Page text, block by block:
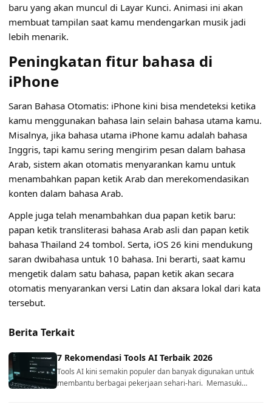
baru yang akan muncul di Layar Kunci. Animasi ini akan
membuat tampilan saat kamu mendengarkan musik jadi
lebih menarik.
Peningkatan fitur bahasa di
iPhone
Saran Bahasa Otomatis: iPhone kini bisa mendeteksi ketika
kamu menggunakan bahasa lain selain bahasa utama kamu.
Misalnya, jika bahasa utama iPhone kamu adalah bahasa
Inggris, tapi kamu sering mengirim pesan dalam bahasa
Arab, sistem akan otomatis menyarankan kamu untuk
menambahkan papan ketik Arab dan merekomendasikan
konten dalam bahasa Arab.
Apple juga telah menambahkan dua papan ketik baru:
papan ketik transliterasi bahasa Arab asli dan papan ketik
bahasa Thailand 24 tombol. Serta, iOS 26 kini mendukung
saran dwibahasa untuk 10 bahasa. Ini berarti, saat kamu
mengetik dalam satu bahasa, papan ketik akan secara
otomatis menyarankan versi Latin dan aksara lokal dari kata
tersebut.
Berita Terkait
7 Rekomendasi Tools AI Terbaik 2026
Tools AI kini semakin populer dan banyak digunakan untuk
membantu berbagai pekerjaan sehari-hari. Memasuki…